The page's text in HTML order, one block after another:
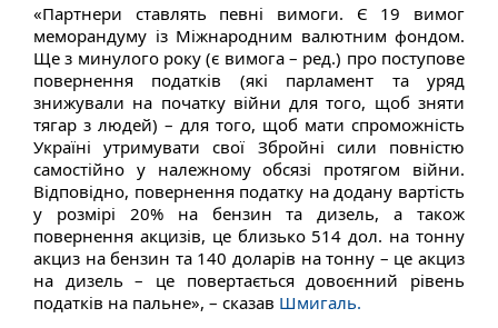
«Партнери ставлять певні вимоги. Є 19 вимог
меморандуму із Міжнародним валютним фондом.
Ще з минулого року (є вимога – ред.) про поступове
повернення податків (які парламент та уряд
знижували на початку війни для того, щоб зняти
тягар з людей) – для того, щоб мати спроможність
Україні утримувати свої Збройні сили повністю
самостійно у належному обсязі протягом війни.
Відповідно, повернення податку на додану вартість
у розмірі 20% на бензин та дизель, а також
повернення акцизів, це близько 514 дол. на тонну
акциз на бензин та 140 доларів на тонну – це акциз
на дизель – це повертається довоєнний рівень
податків на пальне», – сказав Шмигаль.